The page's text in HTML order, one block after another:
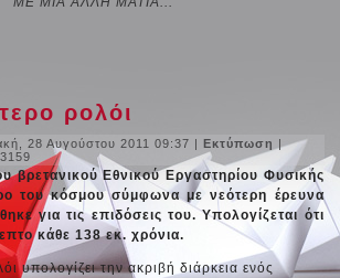
ρολόι
28 Αυγούστου 2011 09:37 |Εκτύπωση |
βρετανικού Εθνικού Εργαστηρίου Φυσικής
του κόσμου σύμφωνα με νεότερη έρευνα
για τις επιδόσεις του. Υπολογίζεται ότι
κάθε 138 εκ. χρόνια.
υπολογίζει την ακριβή διάρκεια ενός